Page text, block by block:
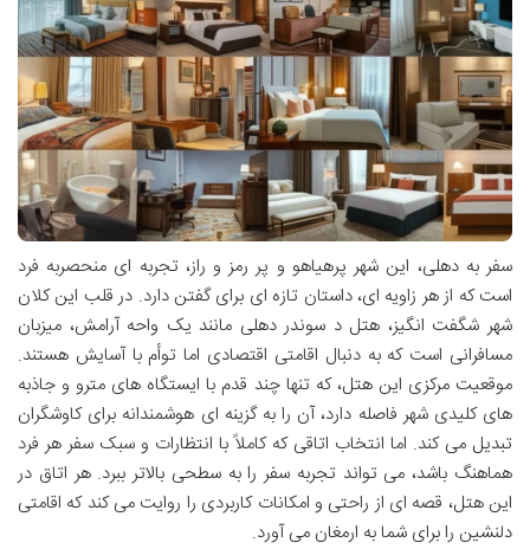
سفر به دهلی، این شهر پرهیاهو و پر رمز و راز، تجربه ای منحصربه فرد
است که از هر زاویه ای، داستان تازه ای برای گفتن دارد. در قلب این کلان
شهر شگفت انگیز، هتل د سوندر دهلی مانند یک واحه آرامش، میزبان
مسافرانی است که به دنبال اقامتی اقتصادی اما توأم با آسایش هستند.
موقعیت مرکزی این هتل، که تنها چند قدم با ایستگاه های مترو و جاذبه
های کلیدی شهر فاصله دارد، آن را به گزینه ای هوشمندانه برای کاوشگران
تبدیل می کند. اما انتخاب اتاقی که کاملاً با انتظارات و سبک سفر هر فرد
هماهنگ باشد، می تواند تجربه سفر را به سطحی بالاتر ببرد. هر اتاق در
این هتل، قصه ای از راحتی و امکانات کاربردی را روایت می کند که اقامتی
دلنشین را برای شما به ارمغان می آورد.